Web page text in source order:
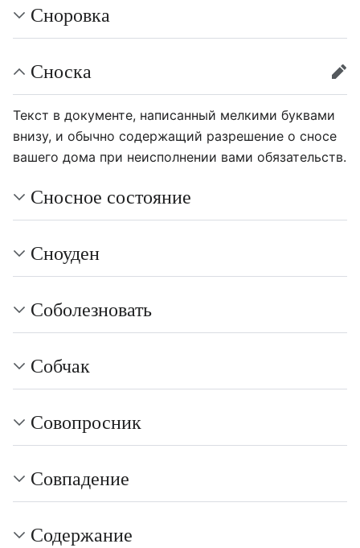
Сноровка
Сноска
Текст в документе, написанный мелкими буквами
внизу, и обычно содержащий разрешение о сносе
вашего дома при неисполнении вами обязательств.
Сносное состояние
Сноуден
Соболезновать
Собчак
Совопросник
Совпадение
Содержание